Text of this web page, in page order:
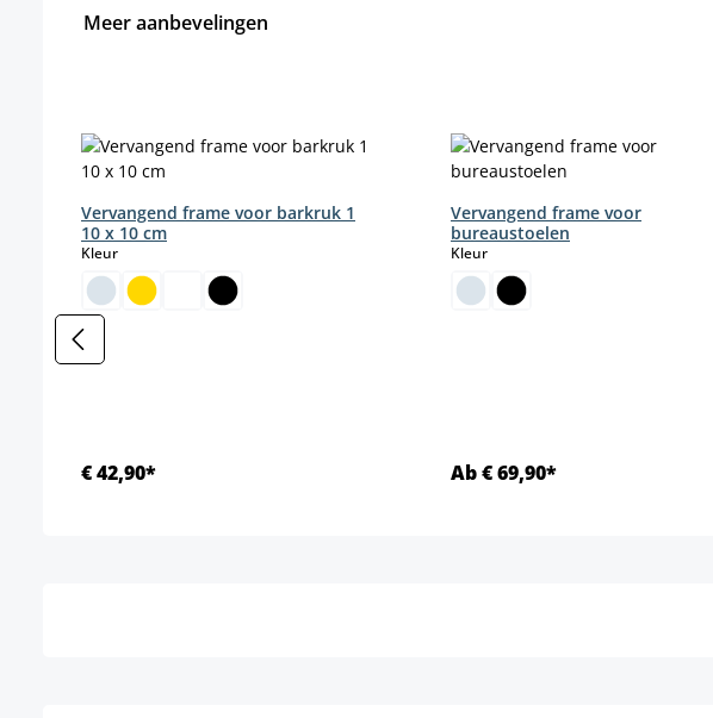
Meer aanbevelingen
Vervangend frame voor barkruk 1
10 x 10 cm
Kleurselect
€ 42,90*
Vervangend frame voor
bureaustoelen
Kleurselect
Ab € 69,90*